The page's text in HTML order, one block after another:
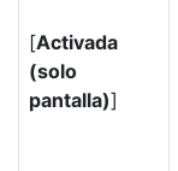
[Activada
(solo
pantalla)]